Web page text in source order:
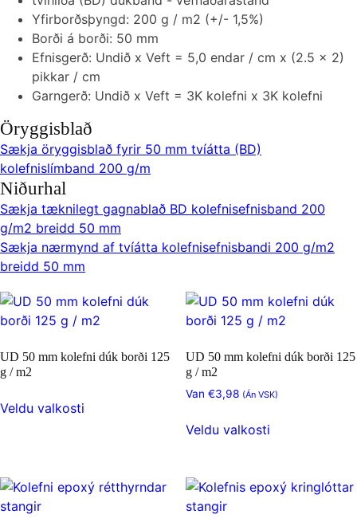
Yfirborðsþyngd: 200 g / m2 (+/- 1,5%)
Borði á borði: 50 mm
Efnisgerð: Undið x Veft = 5,0 endar / cm x (2.5 x 2)
pikkar / cm
Garngerð: Undið x Veft = 3K kolefni x 3K kolefni
Öryggisblað
Sækja öryggisblað fyrir 50 mm tvíátta (BD)
kolefnislímband 200 g/m
Niðurhal
Sækja tæknilegt gagnablað BD kolefnisefnisband 200
g/m2 breidd 50 mm
Sækja nærmynd af tvíátta kolefnisefnisbandi 200 g/m2
breidd 50 mm
UD 50 mm kolefni dúk borði 125
g / m2
Veldu valkosti
Hægt
UD 50 mm kolefni dúk borði 125
g / m2
Van €3,98 (Án VSK)
Veldu valkostivara
afbrigði.